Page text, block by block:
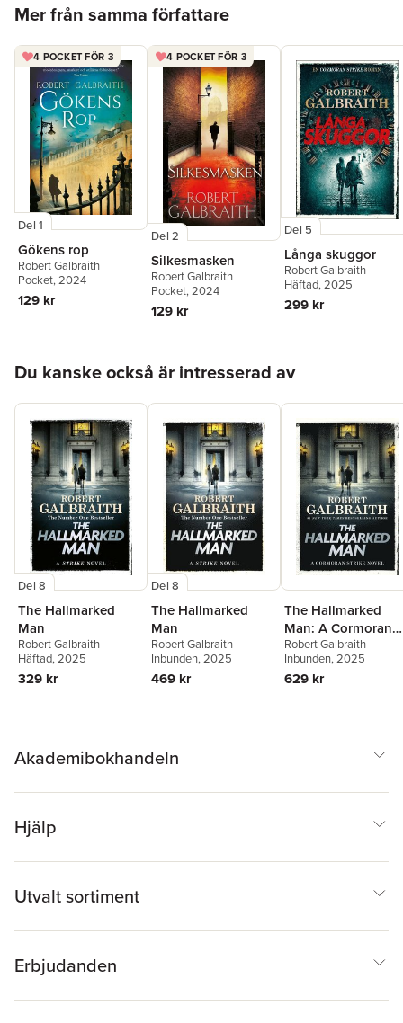
Mer från samma författare
4 POCKET FÖR 3
Del 1
Gökens rop
Robert Galbraith
Pocket, 2024
129 kr
4 POCKET FÖR 3
Del 2
Silkesmasken
Robert Galbraith
Pocket, 2024
129 kr
Del 5
Långa skuggor
Robert Galbraith
Häftad, 2025
299 kr
Du kanske också är intresserad av
Del 8
The Hallmarked
Man
Robert Galbraith
Häftad, 2025
329 kr
Del 8
The Hallmarked
Man
Robert Galbraith
Inbunden, 2025
469 kr
The Hallmarked
Man: A Cormoran
Strike Novel
Robert Galbraith
Inbunden, 2025
629 kr
Akademibokhandeln
Hjälp
Utvalt sortiment
Erbjudanden